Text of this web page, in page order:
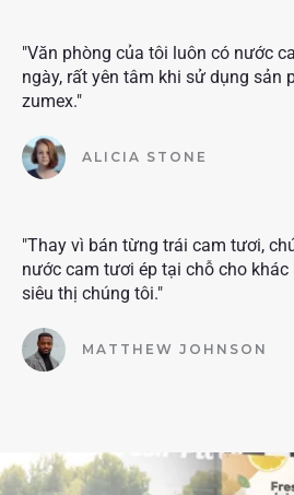
"Văn phòng của tôi luôn có nước
ngày, rất yên tâm khi sử dụng sản
zumex."
ALICIA STONE
"Thay vì bán từng trái cam tươi,
nước cam tươi ép tại chỗ cho
siêu thị chúng tôi."
MATTHEW JOHNSON